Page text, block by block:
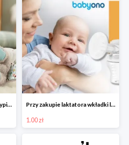
Innowacyjne produkty do usypiania w Empiku -20% Przy zakupie laktatora wkładki laktacyjne za 1 zł!
1.00 zł